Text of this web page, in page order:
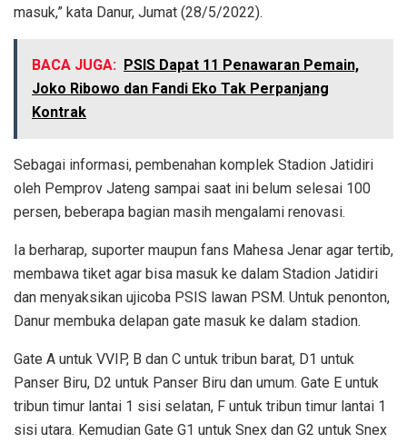
masuk,” kata Danur, Jumat (28/5/2022).
BACA JUGA: PSIS Dapat 11 Penawaran Pemain,
Joko Ribowo dan Fandi Eko Tak Perpanjang
Kontrak
Sebagai informasi, pembenahan komplek Stadion Jatidiri
oleh Pemprov Jateng sampai saat ini belum selesai 100
persen, beberapa bagian masih mengalami renovasi.
Ia berharap, suporter maupun fans Mahesa Jenar agar tertib,
membawa tiket agar bisa masuk ke dalam Stadion Jatidiri
dan menyaksikan ujicoba PSIS lawan PSM. Untuk penonton,
Danur membuka delapan gate masuk ke dalam stadion.
Gate A untuk VVIP, B dan C untuk tribun barat, D1 untuk
Panser Biru, D2 untuk Panser Biru dan umum. Gate E untuk
tribun timur lantai 1 sisi selatan, F untuk tribun timur lantai 1
sisi utara. Kemudian Gate G1 untuk Snex dan G2 untuk Snex